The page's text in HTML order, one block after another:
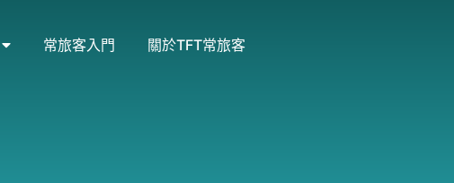
常旅客入門 關於TFT常旅客